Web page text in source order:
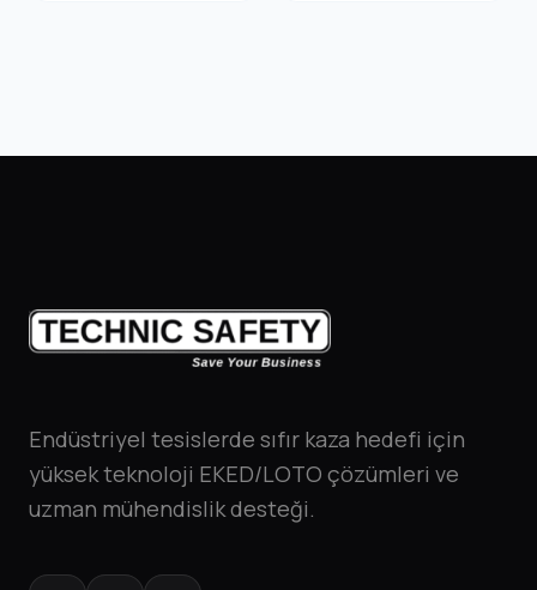
Endüstriyel tesislerde sıfır kaza hedefi için
yüksek teknoloji EKED/LOTO çözümleri ve
uzman mühendislik desteği.